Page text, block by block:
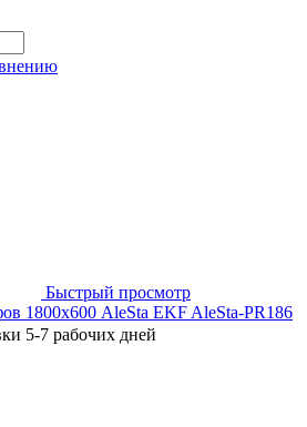
Быстрый просмотр
1800х600 AleSta EKF AleSta-PR186
5-7 рабочих дней